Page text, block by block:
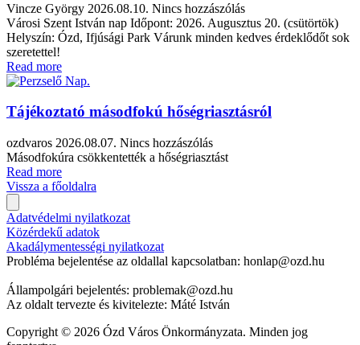
Vincze György 2026.08.10. Nincs hozzászólás
Városi Szent István nap Időpont: 2026. Augusztus 20. (csütörtök)
Helyszín: Ózd, Ifjúsági Park Várunk minden kedves érdeklődőt sok
szeretettel!
Read more
Tájékoztató másodfokú hőségriasztásról
ozdvaros 2026.08.07. Nincs hozzászólás
Másodfokúra csökkentették a hőségriasztást
Read more
Vissza a főoldalra
Adatvédelmi nyilatkozat
Közérdekű adatok
Akadálymentességi nyilatkozat
Probléma bejelentése az oldallal kapcsolatban: honlap@ozd.hu
Állampolgári bejelentés: problemak@ozd.hu
Az oldalt tervezte és kivitelezte: Máté István
Copyright © 2026 Ózd Város Önkormányzata. Minden jog